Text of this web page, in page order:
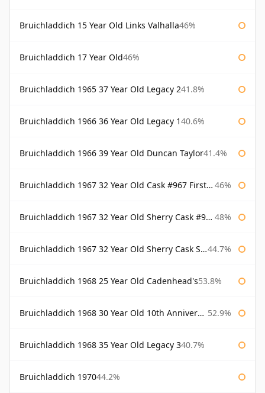
Bruichladdich 15 Year Old Links Valhalla46%
Bruichladdich 17 Year Old46%
Bruichladdich 1965 37 Year Old Legacy 241.8%
Bruichladdich 1966 36 Year Old Legacy 140.6%
Bruichladdich 1966 39 Year Old Duncan Taylor41.4%
Bruichladdich 1967 32 Year Old Cask #967 First Cask 46%
Bruichladdich 1967 32 Year Old Sherry Cask #968 Signatory Wooden Box 48%
Bruichladdich 1967 32 Year Old Sherry Cask Signatory 44.7%
Bruichladdich 1968 25 Year Old Cadenhead's53.8%
Bruichladdich 1968 30 Year Old 10th Anniversary Signatory 52.9%
Bruichladdich 1968 35 Year Old Legacy 340.7%
Bruichladdich 197044.2%